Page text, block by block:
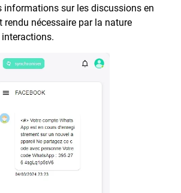
informations sur les discussions en
rendu nécessaire par la nature